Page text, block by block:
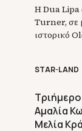
Η Dua Lipa
Turner, σε
ιστορικό
STAR-LAND
Αμαλία
Μελία